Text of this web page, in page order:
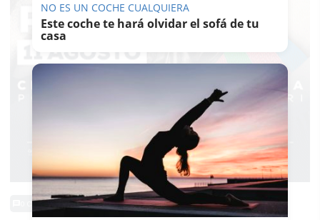
0 Comentarios
NO ES UN COCHE CUALQUIERA
Este coche te hará olvidar el sofá de tu
casa